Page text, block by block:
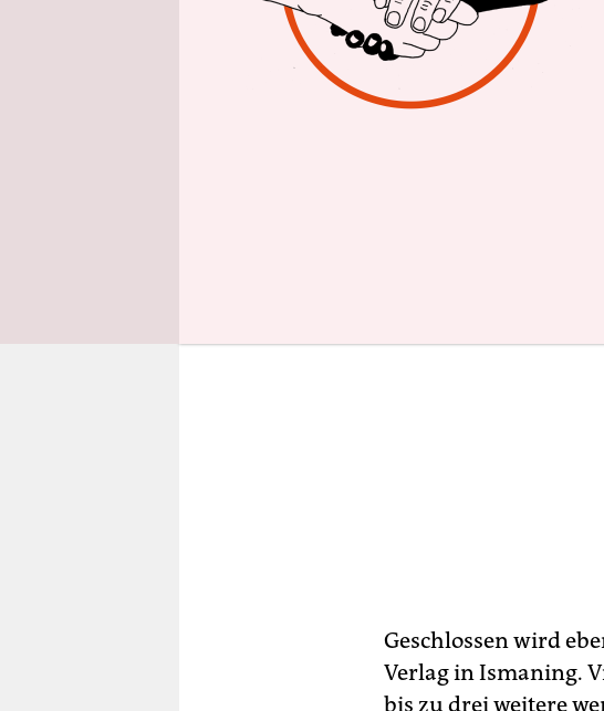
Neben der Berliner
werden, wurde
eingestellt, das
darunter sechs
Vertriebsmitarbeiter
Geschlossen wird
Verlag in Ismaning.
bis zu drei weitere